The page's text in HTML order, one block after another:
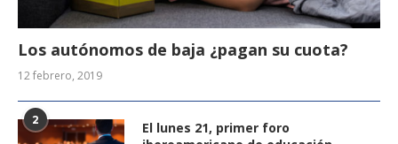
Los autónomos de baja ¿pagan su cuota?
12 febrero, 2019
2
El lunes 21, primer foro